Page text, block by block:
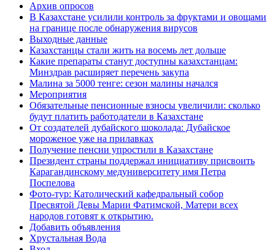
Архив опросов
В Казахстане усилили контроль за фруктами и овощами
на границе после обнаружения вирусов
Выходные данные
Казахстанцы стали жить на восемь лет дольше
Какие препараты станут доступны казахстанцам:
Минздрав расширяет перечень закупа
Малина за 5000 тенге: сезон малины начался
Мероприятия
Обязательные пенсионные взносы увеличили: сколько
будут платить работодатели в Казахстане
От создателей дубайского шоколада: Дубайское
мороженое уже на прилавках
Получение пенсии упростили в Казахстане
Президент страны поддержал инициативу присвоить
Карагандинскому медуниверситету имя Петра
Поспелова
Фото-тур: Католический кафедральный собор
Пресвятой Девы Марии Фатимской, Матери всех
народов готовят к открытию.
Добавить объявления
Хрустальная Вода